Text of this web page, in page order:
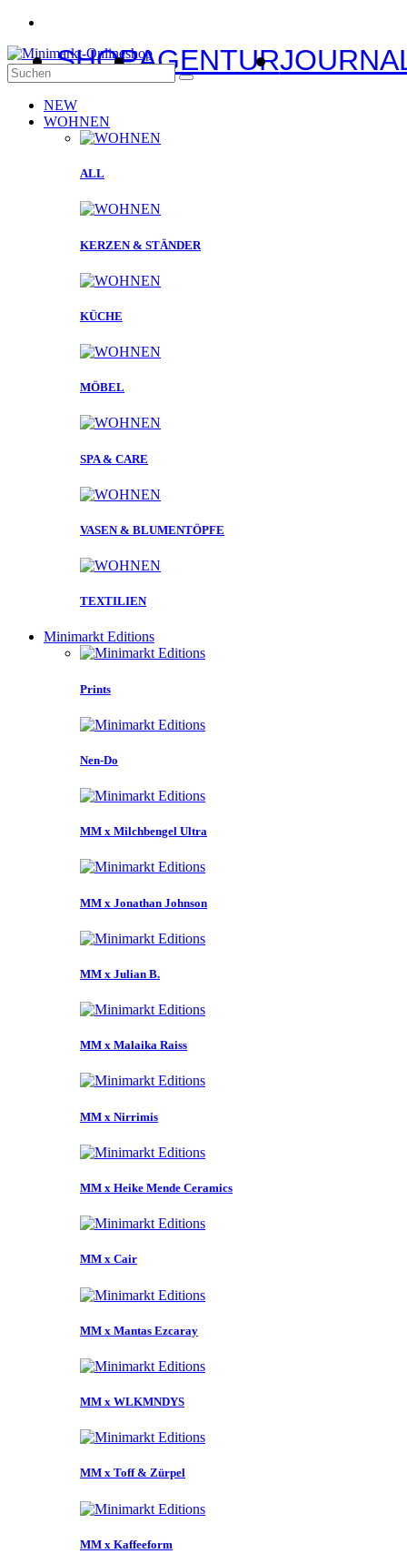
SHOPAGENTUR
NEW
WOHNEN
ALL
KERZEN & STÄNDER
KÜCHE
MÖBEL
SPA & CARE
VASEN & BLUMENTÖPFE
TEXTILIEN
Minimarkt Editions
Prints
Nen-Do
MM x Milchbengel Ultra
MM x Jonathan Johnson
MM x Julian B.
MM x Malaika Raiss
MM x Nirrimis
MM x Heike Mende Ceramics
MM x Cair
MM x Mantas Ezcaray
MM x WLKMNDYS
MM x Toff & Zürpel
MM x Kaffeeform